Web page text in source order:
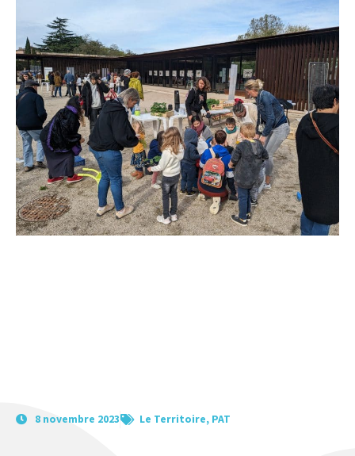
8 novembre 2023 Le Territoire, PAT